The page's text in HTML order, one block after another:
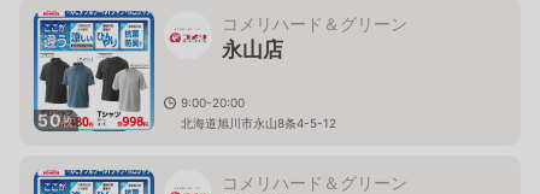
50枚
コメリハード＆グリーン
永山店
9:00-20:00
北海道旭川市永山8条4-5-12
コメリハード＆グリーン